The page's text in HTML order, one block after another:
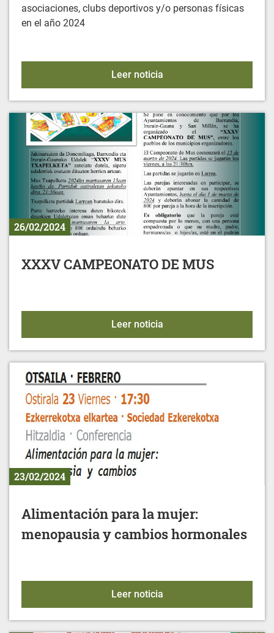
asociaciones, clubs deportivos y/o personas físicas
en el año 2024
Leer noticiaConvocatoria de
26/02/2024
XXXV CAMPEONATO DE MUS
Leer noticiaXXXV CAMPEONATO DE
23/02/2024
Alimentación para la mujer:
menopausia y cambios hormonales
Leer noticiaAlimentación para la